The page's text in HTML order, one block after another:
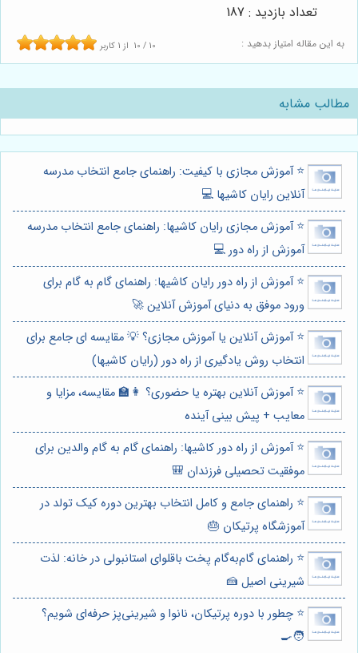
به این مقاله امتیاز بدهید : 10 / 10 از 1 کاربر
تعداد بازدید : 187
مطالب مشابه
⭐️ آموزش مجازی با کیفیت: راهنمای جامع انتخاب مدرسه
آنلاین رایان کاشیها 💻
⭐️ آموزش مجازی رایان کاشیها: راهنمای جامع انتخاب مدرسه
آموزش از راه دور 💻
⭐️ آموزش از راه دور رایان کاشیها: راهنمای گام به گام برای
ورود موفق به دنیای آموزش آنلاین 🚀
⭐️ آموزش آنلاین یا آموزش مجازی؟ 💡 مقایسه ای جامع برای
انتخاب روش یادگیری از راه دور (رایان کاشیها)
⭐️ آموزش آنلاین بهتره یا حضوری؟ 👩‍🏫 مقایسه، مزایا و
معایب + پیش بینی آینده
⭐️ آموزش از راه دور کاشیها: راهنمای گام به گام والدین برای
موفقیت تحصیلی فرزندان 🎒
⭐️ راهنمای جامع و کامل انتخاب بهترین دوره کیک تولد در
آموزشگاه پرتیکان 🎂
⭐️ راهنمای گام‌به‌گام پخت باقلوای استانبولی در خانه: لذت
شیرینی اصیل 🍰
⭐️ چطور با دوره پرتیکان، نانوا و شیرینی‌پز حرفه‌ای شویم؟
🧑‍🍳